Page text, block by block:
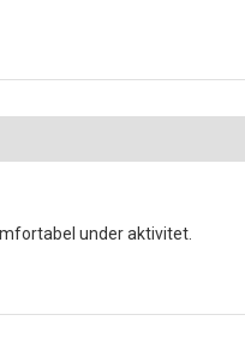
under aktivitet.